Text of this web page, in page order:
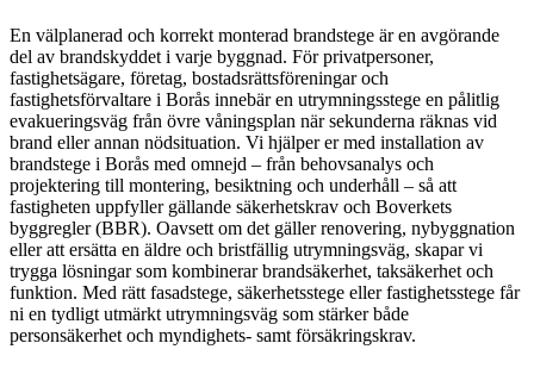
En välplanerad och korrekt monterad brandstege är en avgörande
del av brandskyddet i varje byggnad. För privatpersoner,
fastighetsägare, företag, bostadsrättsföreningar och
fastighetsförvaltare i Borås innebär en utrymningsstege en pålitlig
evakueringsväg från övre våningsplan när sekunderna räknas vid
brand eller annan nödsituation. Vi hjälper er med installation av
brandstege i Borås med omnejd – från behovsanalys och
projektering till montering, besiktning och underhåll – så att
fastigheten uppfyller gällande säkerhetskrav och Boverkets
byggregler (BBR). Oavsett om det gäller renovering, nybyggnation
eller att ersätta en äldre och bristfällig utrymningsväg, skapar vi
trygga lösningar som kombinerar brandsäkerhet, taksäkerhet och
funktion. Med rätt fasadstege, säkerhetsstege eller fastighetsstege får
ni en tydligt utmärkt utrymningsväg som stärker både
personsäkerhet och myndighets- samt försäkringskrav.